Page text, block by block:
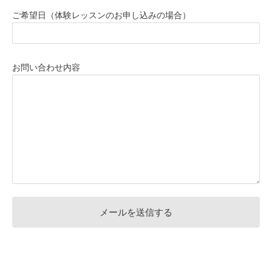
ご希望日（体験レッスンのお申し込みの場合）
お問い合わせ内容